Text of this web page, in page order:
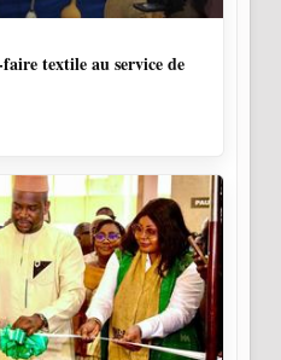
textile au service de